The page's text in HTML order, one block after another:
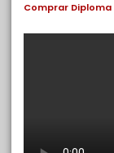
Comprar